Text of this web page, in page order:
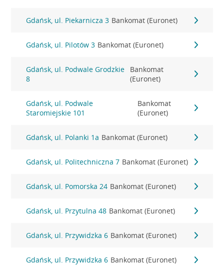
Gdańsk, ul. Piekarnicza 3 Bankomat (Euronet)
Gdańsk, ul. Pilotów 3 Bankomat (Euronet)
Gdańsk, ul. Podwale Grodzkie
8
Bankomat
(Euronet)
Gdańsk, ul. Podwale
Staromiejskie 101
Bankomat
(Euronet)
Gdańsk, ul. Polanki 1a Bankomat (Euronet)
Gdańsk, ul. Politechniczna 7 Bankomat (Euronet)
Gdańsk, ul. Pomorska 24 Bankomat (Euronet)
Gdańsk, ul. Przytulna 48 Bankomat (Euronet)
Gdańsk, ul. Przywidzka 6 Bankomat (Euronet)
Gdańsk, ul. Przywidzka 6 Bankomat (Euronet)